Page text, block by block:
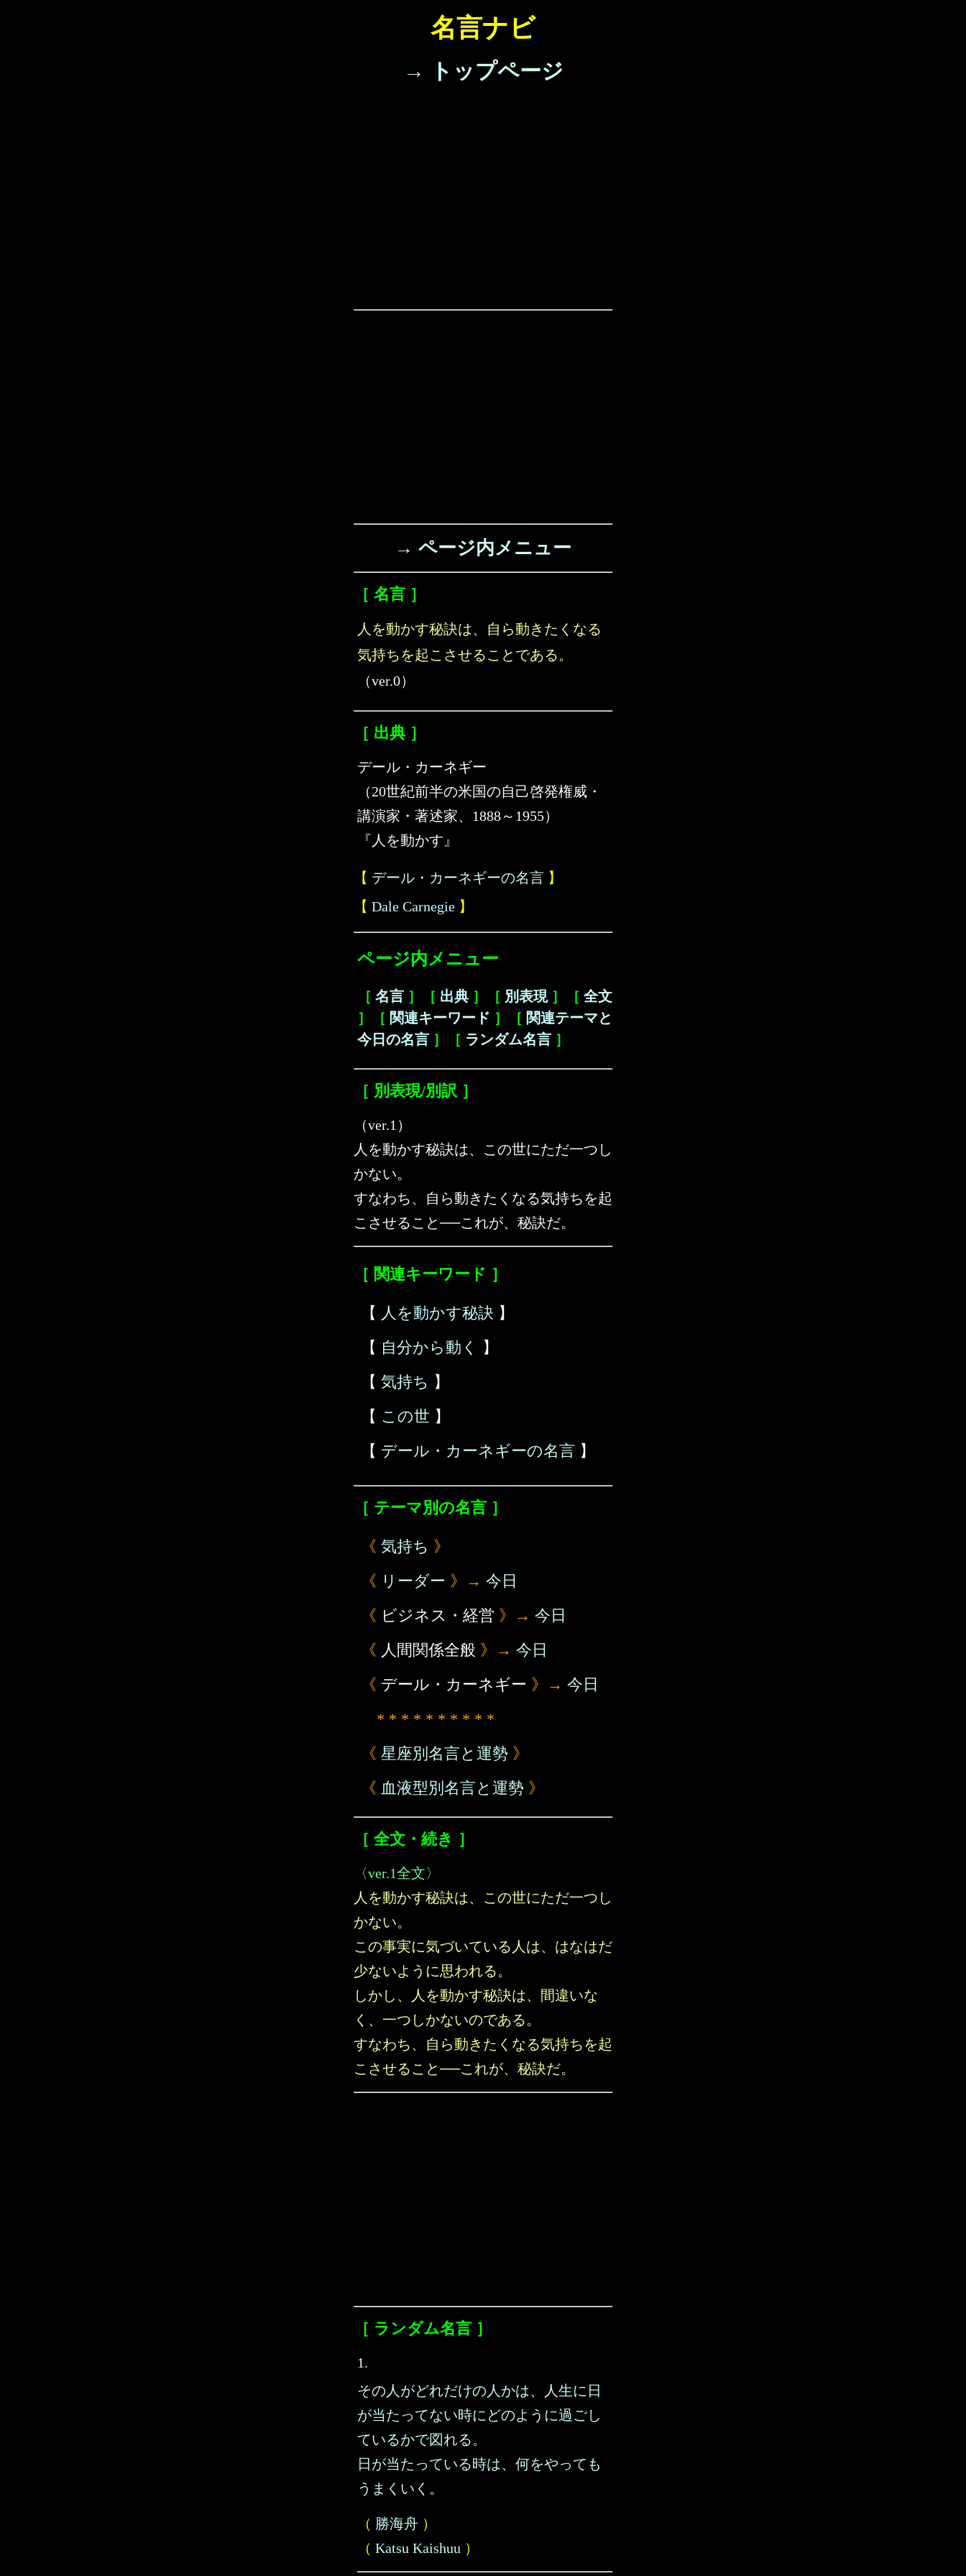
名言ナビ
→ トップページ
→ ページ内メニュー
［ 名言 ］
人を動かす秘訣は、自ら動きたくなる
気持ちを起こさせることである。
（ver.0）
［ 出典 ］
デール・カーネギー
（20世紀前半の米国の自己啓発権威・
講演家・著述家、1888～1955）
『人を動かす』
【 デール・カーネギーの名言 】
【 Dale Carnegie 】
ページ内メニュー
［ 名言 ］［ 出典 ］［ 別表現］［ 全文
］［ 関連キーワード ］［ 関連テーマと
今日の名言 ］［ ランダム名言 ］
［ 別表現/別訳 ］
（ver.1）
人を動かす秘訣は、この世にただ一つし
かない。
すなわち、自ら動きたくなる気持ちを起
こさせること──これが、秘訣だ。
［ 関連キーワード ］
【 人を動かす秘訣 】
【 自分から動く
】
【 気持ち 】
【 この世 】
【 デール・カーネギーの名言 】
［ テーマ別の名言 ］
《 気持ち 》
《 リーダー 》→ 今日
《 ビジネス・経営 》→ 今日
《 人間関係全般 》→ 今日
《 デール・カーネギー 》→ 今日
* * * * * * * * * *
《 星座別名言と運勢 》
《 血液型別名言と運勢 》
［ 全文・続き ］
〈ver.1全文〉
人を動かす秘訣は、この世にただ一つし
かない。
この事実に気づいている人は、はなはだ
少ないように思われる。
しかし、人を動かす秘訣は、間違いな
く、一つしかないのである。
すなわち、自ら動きたくなる気持ちを起
こさせること──これが、秘訣だ。
［ ランダム名言 ］
1.
その人がどれだけの人かは、人生に日
が当たってない時にどのように過ごし
ているかで図れる。
日が当たっている時は、何をやっても
うまくいく。
（ 勝海舟 ）
（ Katsu Kaishuu ）